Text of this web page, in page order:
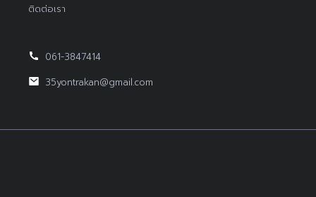
ติดต่อเรา
061-3847414
35yontrakan@gmail.com